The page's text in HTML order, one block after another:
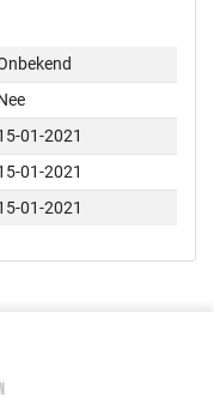
01-2021
01-2021
01-2021